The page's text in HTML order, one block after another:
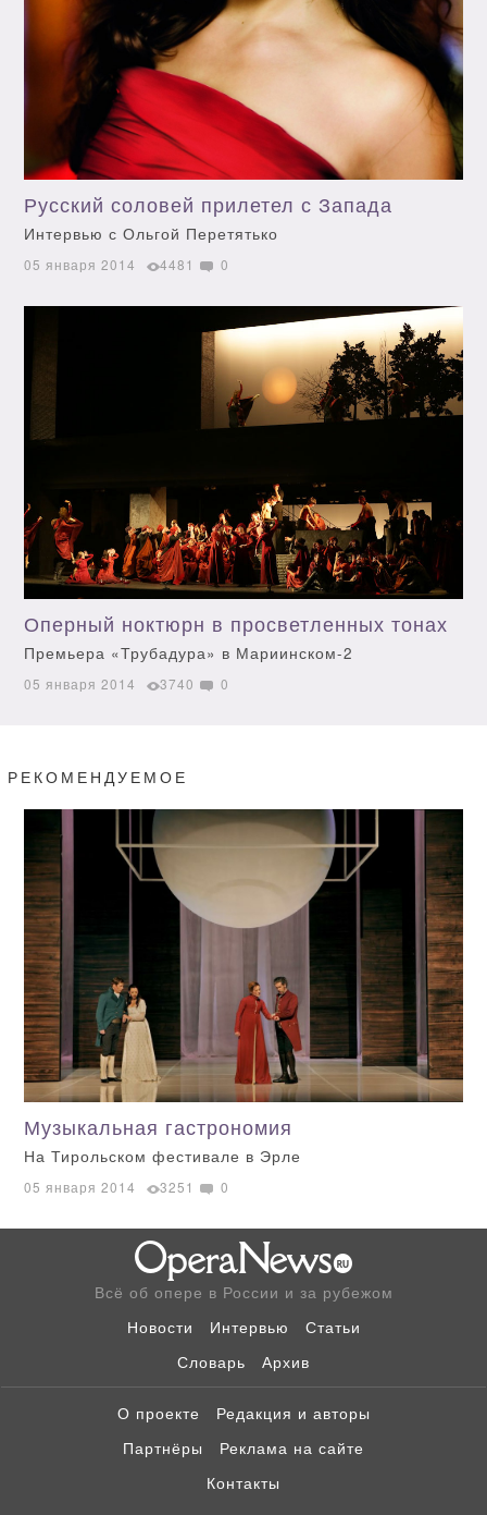
Русский соловей прилетел с Запада
Интервью с Ольгой Перетятько
05 января 2014 4481 0
Оперный ноктюрн в просветленных тонах
Премьера «Трубадура» в Мариинском-2
05 января 2014 3740 0
РЕКОМЕНДУЕМОЕ
Музыкальная гастрономия
На Тирольском фестивале в Эрле
05 января 2014 3251 0
Всё об опере в России и за рубежом
Новости
Интервью
Статьи
Словарь
Архив
О проекте
Редакция и авторы
Партнёры
Реклама на сайте
Контакты